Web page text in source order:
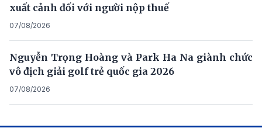
xuất cảnh đối với người nộp thuế
07/08/2026
Nguyễn Trọng Hoàng và Park Ha Na giành chức
vô địch giải golf trẻ quốc gia 2026
07/08/2026